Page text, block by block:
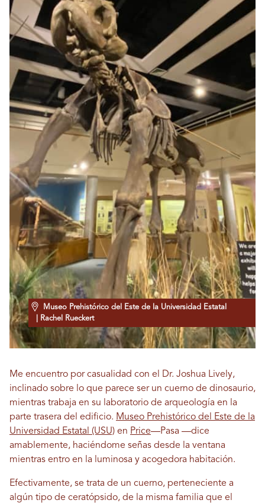
Museo Prehistórico del Este de la Universidad Estatal
| Rachel Rueckert
Me encuentro por casualidad con el Dr. Joshua Lively,
inclinado sobre lo que parece ser un cuerno de dinosaurio,
mientras trabaja en su laboratorio de arqueología en la
parte trasera del edificio. Museo Prehistórico del Este de la
Universidad Estatal (USU) en Price—Pasa —dice
amablemente, haciéndome señas desde la ventana
mientras entro en la luminosa y acogedora habitación.
Efectivamente, se trata de un cuerno, perteneciente a
algún tipo de ceratópsido, de la misma familia que el